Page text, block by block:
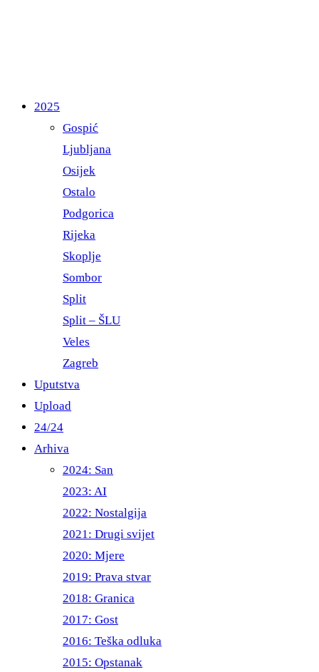
2025
Gospić
Ljubljana
Osijek
Ostalo
Podgorica
Rijeka
Skoplje
Sombor
Split
Split – ŠLU
Veles
Zagreb
Uputstva
Upload
24/24
Arhiva
2024: San
2023: AI
2022: Nostalgija
2021: Drugi svijet
2020: Mjere
2019: Prava stvar
2018: Granica
2017: Gost
2016: Teška odluka
2015: Opstanak